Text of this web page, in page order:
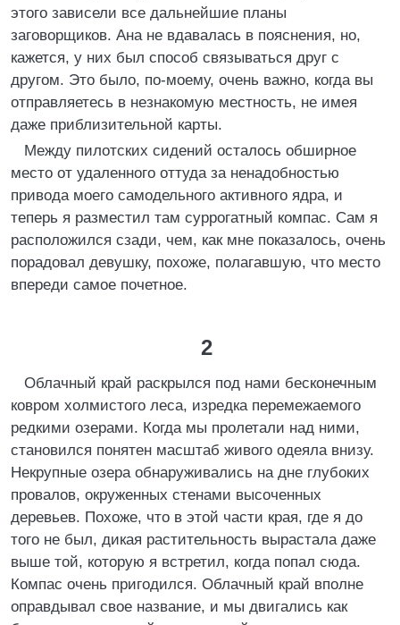
этого зависели все дальнейшие планы
заговорщиков. Ана не вдавалась в пояснения, но,
кажется, у них был способ связываться друг с
другом. Это было, по-моему, очень важно, когда вы
отправляетесь в незнакомую местность, не имея
даже приблизительной карты.
Между пилотских сидений осталось обширное
место от удаленного оттуда за ненадобностью
привода моего самодельного активного ядра, и
теперь я разместил там суррогатный компас. Сам я
расположился сзади, чем, как мне показалось, очень
порадовал девушку, похоже, полагавшую, что место
впереди самое почетное.
2
Облачный край раскрылся под нами бесконечным
ковром холмистого леса, изредка перемежаемого
редкими озерами. Когда мы пролетали над ними,
становился понятен масштаб живого одеяла внизу.
Некрупные озера обнаруживались на дне глубоких
провалов, окруженных стенами высоченных
деревьев. Похоже, что в этой части края, где я до
того не был, дикая растительность вырастала даже
выше той, которую я встретил, когда попал сюда.
Компас очень пригодился. Облачный край вполне
оправдывал свое название, и мы двигались как